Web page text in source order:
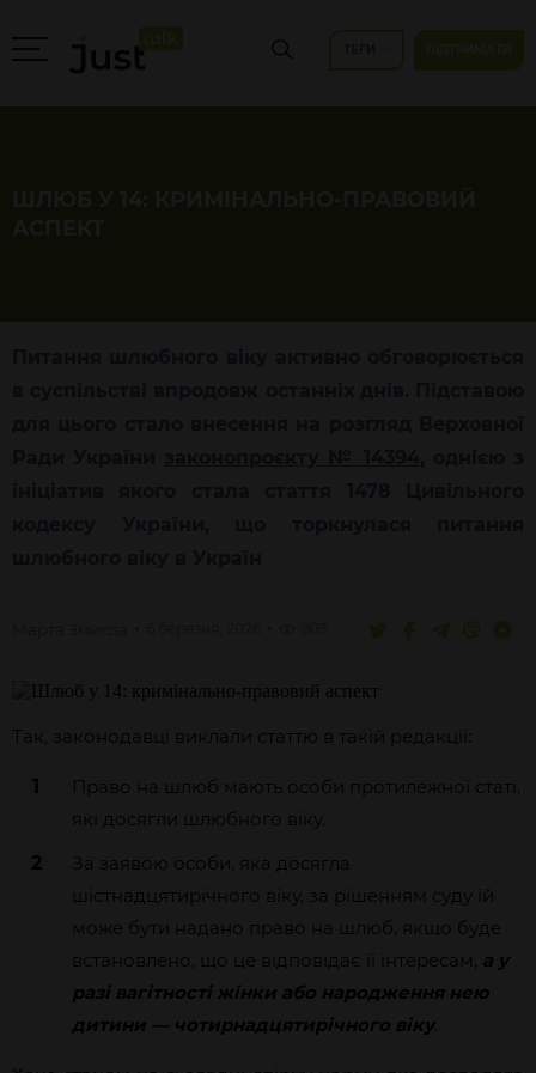
Так, законодавці виклали статтю в такій редакції:
1
Право на шлюб мають особи протилежної статі,
які досягли шлюбного віку.
2
За заявою особи, яка досягла
шістнадцятирічного віку, за рішенням суду їй
може бути надано право на шлюб, якщо буде
встановлено, що це відповідає її інтересам, а у
разі вагітності жінки або народження нею
дитини — чотирнадцятирічного віку.